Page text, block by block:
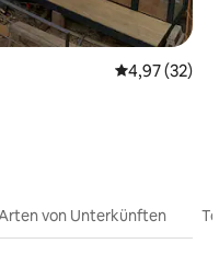
4,97 (32)
von Unterkünften